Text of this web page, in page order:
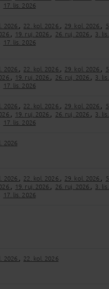
17. lis. 2026
2026 , 22. kol. 2026 , 29. kol. 2026 ,
5.
, 19. ruj. 2026 , 26. ruj. 2026 , 3. lis.
17. lis. 2026
2026 , 22. kol. 2026 , 29. kol. 2026 ,
5.
, 19. ruj. 2026 , 26. ruj. 2026 , 3. lis.
17. lis. 2026
2026 , 22. kol. 2026 , 29. kol. 2026 ,
5.
, 19. ruj. 2026 , 26. ruj. 2026 , 3. lis.
17. lis. 2026
2026
2026 , 22. kol. 2026 , 29. kol. 2026 ,
5.
, 19. ruj. 2026 , 26. ruj. 2026 , 3. lis.
17. lis. 2026
2026 , 22. kol. 2026